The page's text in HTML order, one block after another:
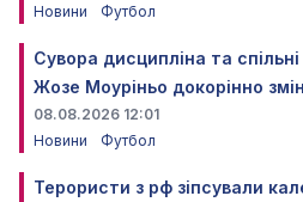
Новини
Футбол
Сувора дисципліна та
Жозе Моуріньо докорінно
08.08.2026 12:01
Новини
Футбол
Терористи з рф зіпсували